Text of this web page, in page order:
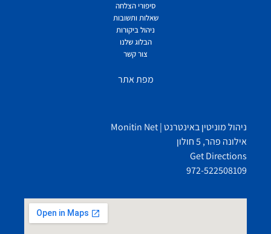
סיפורי הצלחה
שאלות ותשובות
ניהול ביקורות
הבלוג שלנו
צור קשר
מפת אתר
ניהול מוניטין באינטרנט | Monitin Net
אילונה פהר, 5 חולון
Get Directions
972-522508109